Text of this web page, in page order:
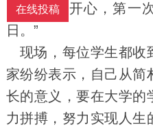
“真的很开心，第一
日。”
现场，每位学生都收
家纷纷表示，自己从简
长的意义，要在大学的
力拼搏，努力实现人生
在线投稿